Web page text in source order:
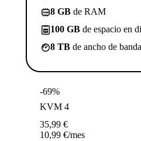
8 GB de RAM
100 GB de espacio en
8 TB de ancho de banda
-69%
KVM 4
35,99 €
10,99 €/mes